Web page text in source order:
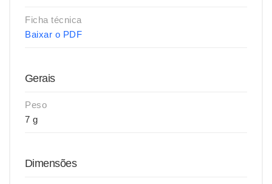
Ficha técnica
Baixar o PDF
Gerais
Peso
7 g
Dimensões